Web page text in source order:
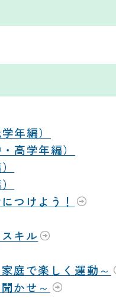
年編）
高学年編）
つけよう！
キル
庭で楽しく運動～
かせ～